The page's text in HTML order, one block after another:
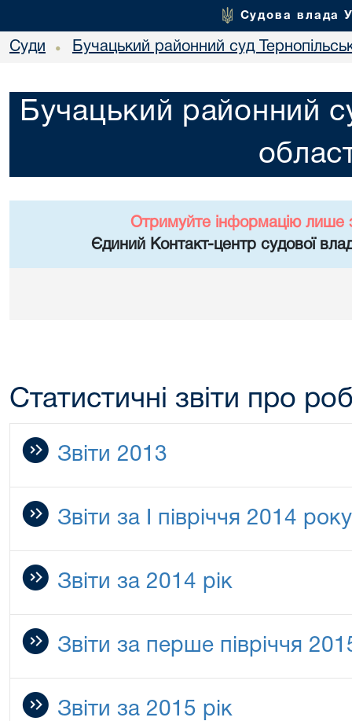
Судова влада
Суди • Бучацький районний суд
Бучацький районний
Отримуйте інформацію лише
Єдиний Контакт-центр судової
Статистичні звіти про
Звіти 2013
Звіти за І півріччя 2014 року
Звіти за 2014 рік
Звіти за перше півріччя
Звіти за 2015 рік